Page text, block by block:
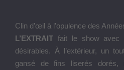
Clin d’œil à l’opulence des
L’EXTRAIT fait le show avec
désirables. À l’extérieur, un
gansé de fins liserés dorés,